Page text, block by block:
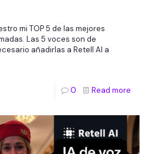
mi TOP 5 de las mejores
Las 5 voces son de
añadirlas a Retell AI a
0 Read more